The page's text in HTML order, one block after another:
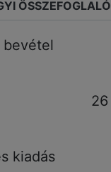
ÖSSZEFOGLALÓ
bevétel
kiadás